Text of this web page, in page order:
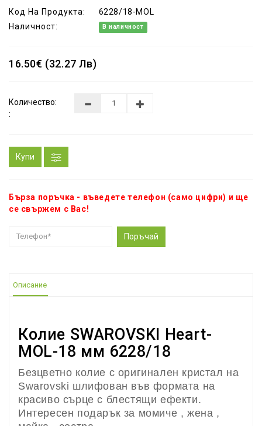
Код На Продукта:
6228/18-MOL
Наличност:
В наличност
16.50€ (32.27 Лв)
Количество:
:
Купи
Бърза поръчка - въведете телефон (само цифри) и ще
се свържем с Вас!
Поръчай
Описание
Колие SWAROVSKI Heart-
MOL-18 мм 6228/18
Безцветно колие с оригинален кристал на
Swarovski шлифован във формата на
красиво сърце с блестящи ефекти.
Интересен подарък за момиче , жена ,